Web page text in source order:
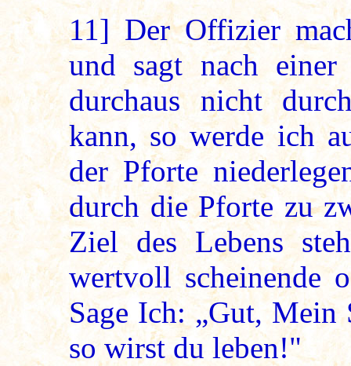
11]Der Offizier
und sagt nach
durchaus nicht
kann, so werde ich
der Pforte
durch die Pforte zu
Ziel des Lebens
wertvoll scheinende
Sage Ich: „Gut, Mein
so wirst du leben!"